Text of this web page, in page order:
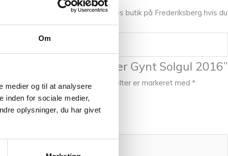
Om
medier og til at analysere
inden for sociale medier,
oplysninger, du har givet
Du er altid velkommen i vores butik på Frederiksberg hvis du
betjening.
til at anmelde “Peer Gynt Solgul 2016”
ikke blive publiceret. Krævede felter er markeret med *